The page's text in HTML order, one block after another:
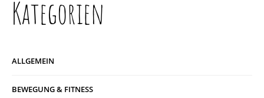
Kategorien
ALLGEMEIN
BEWEGUNG & FITNESS